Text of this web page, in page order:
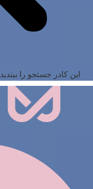
این کادر جستجو را ببندید.